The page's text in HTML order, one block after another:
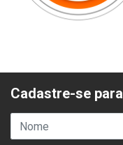
Cadastre-se